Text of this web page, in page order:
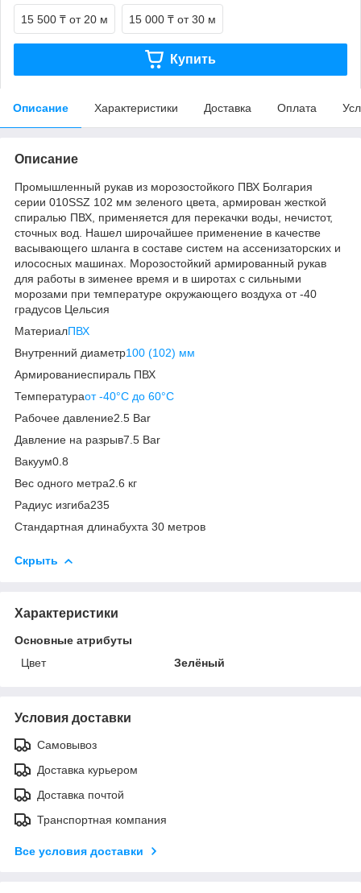
15 500 ₸ от 20 м 15 000 ₸ от 30 м
Купить
Описание Характеристики Доставка Оплата
Описание
Промышленный рукав из морозостойкого ПВХ Болгария
серии 010SSZ 102 мм зеленого цвета, армирован жесткой
спиралью ПВХ, применяется для перекачки воды, нечистот,
сточных вод. Нашел широчайшее применение в качестве
васывающего шланга в составе систем на ассенизаторских и
илососных машинах. Морозостойкий армированный рукав
для работы в зименее время и в широтах с сильными
морозами при температуре окружающего воздуха от -40
градусов Цельсия
МатериалПВХ
Внутренний диаметр100 (102) мм
Армированиеспираль ПВХ
Температураот -40°C до 60°C
Рабочее давление2.5 Bar
Давление на разрыв7.5 Bar
Вакуум0.8
Вес одного метра2.6 кг
Радиус изгиба235
Стандартная длинабухта 30 метров
Скрыть
Характеристики
Основные атрибуты
Цвет
Зелёный
Условия доставки
Самовывоз
Доставка курьером
Доставка почтой
Транспортная компания
Все условия доставки